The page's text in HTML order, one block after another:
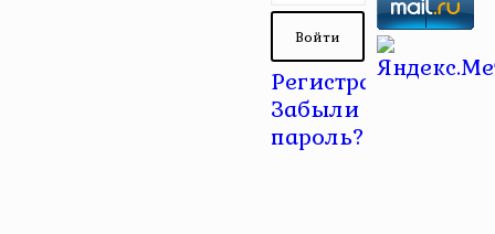
Регистрация |
Забыли
пароль?